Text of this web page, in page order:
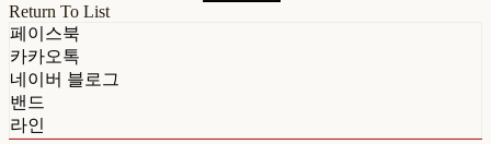
Return To List
페이스북
카카오톡
네이버 블로그
밴드
라인